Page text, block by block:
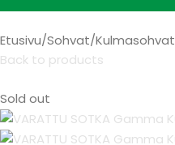
Etusivu/Sohvat/Kulmasohvat
Back to products
Sold out